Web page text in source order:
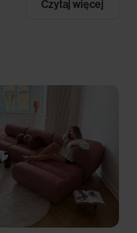
Czytaj więcej